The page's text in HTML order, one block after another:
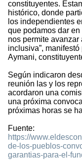
constituyentes.
histórico, donde
los independientes
que podamos dar
nos permite avanzar
inclusiva”,
Aymani,
Según indicaron
reunión las y los
acordaron una
una próxima
próximas horas se
Fuente:
https://
de-los-pueblos-
garantias-para-el-